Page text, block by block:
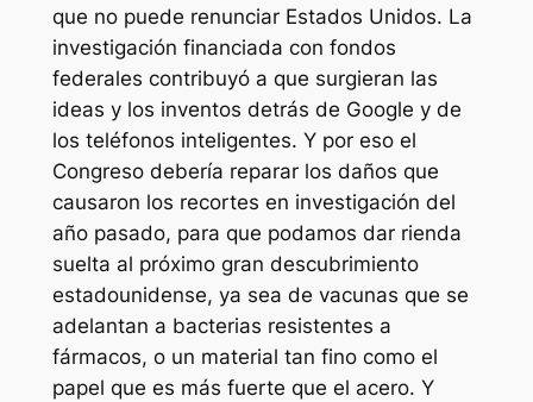
que no puede renunciar Estados Unidos. La
investigación financiada con fondos
federales contribuyó a que surgieran las
ideas y los inventos detrás de Google y de
los teléfonos inteligentes. Y por eso el
Congreso debería reparar los daños que
causaron los recortes en investigación del
año pasado, para que podamos dar rienda
suelta al próximo gran descubrimiento
estadounidense, ya sea de vacunas que se
adelantan a bacterias resistentes a
fármacos, o un material tan fino como el
papel que es más fuerte que el acero. Y